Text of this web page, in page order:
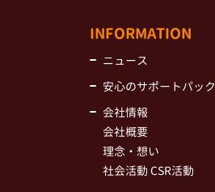
INFORMATION
ニュース
安心のサポートパック
会社情報
会社概要
理念・想い
社会活動 CSR活動